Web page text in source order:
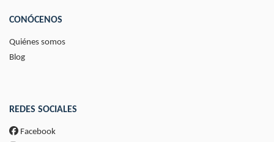
CONÓCENOS
Quiénes somos
Blog
REDES SOCIALES
Facebook